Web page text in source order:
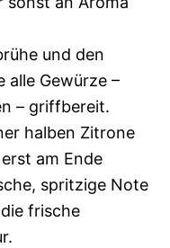
und den
alle Gewürze –
– griffbereit.
halben Zitrone
am Ende
spritzige Note
frische